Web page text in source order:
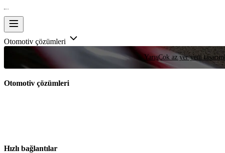
Otomotiv çözümleri
YarışÇok az yer yeni
Otomotiv çözümleri
Hızlı bağlantılar